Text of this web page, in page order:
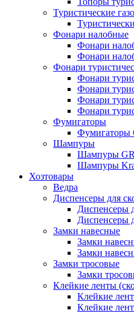
Туристические
Фонари налобные
Фонари
Фонари
Фонари
Фонари
Фонари
Фонари
Фонари
Фумигаторы
Фумигаторы
Шампуры
Шампуры
Шампуры
Хозтовары
Ведра
Диспенсеры для
Диспенсеры
Диспенсеры
Замки навесные
Замки
Замки
Замки тросовые
Замки
Клейкие ленты
Клейкие
Клейкие